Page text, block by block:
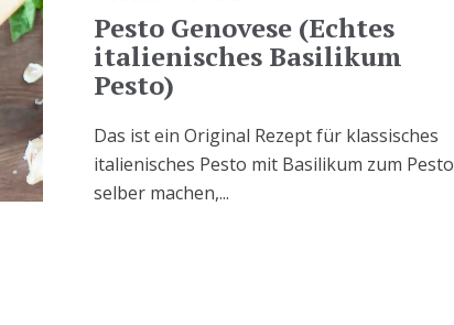
Pesto Genovese (Echtes
italienisches Basilikum
Pesto)
Das ist ein Original Rezept für klassisches
italienisches Pesto mit Basilikum zum Pesto
selber machen,...